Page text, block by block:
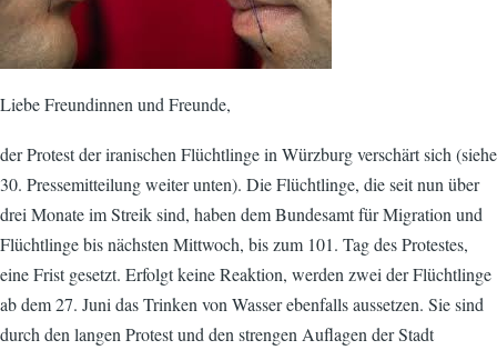
Liebe Freundinnen und Freunde,
der Protest der iranischen Flüchtlinge in Würzburg verschärt sich (siehe
30. Pressemitteilung weiter unten). Die Flüchtlinge, die seit nun über
drei Monate im Streik sind, haben dem Bundesamt für Migration und
Flüchtlinge bis nächsten Mittwoch, bis zum 101. Tag des Protestes,
eine Frist gesetzt. Erfolgt keine Reaktion, werden zwei der Flüchtlinge
ab dem 27. Juni das Trinken von Wasser ebenfalls aussetzen. Sie sind
durch den langen Protest und den strengen Auflagen der Stadt